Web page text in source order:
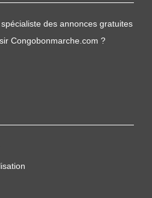
des annonces gratuites
Congobonmarche.com ?